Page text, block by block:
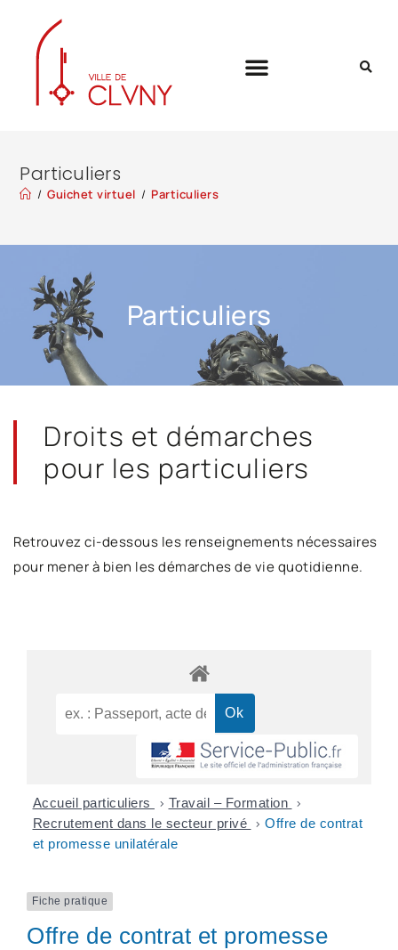
Particuliers
/ Guichet virtuel / Particuliers
Particuliers
Droits et démarches
pour les particuliers
Retrouvez ci-dessous les renseignements nécessaires
pour mener à bien les démarches de vie quotidienne.
Accueil particuliers > Travail – Formation >
Recrutement dans le secteur privé > Offre de contrat
et promesse unilatérale
Fiche pratique
Offre de contrat et promesse